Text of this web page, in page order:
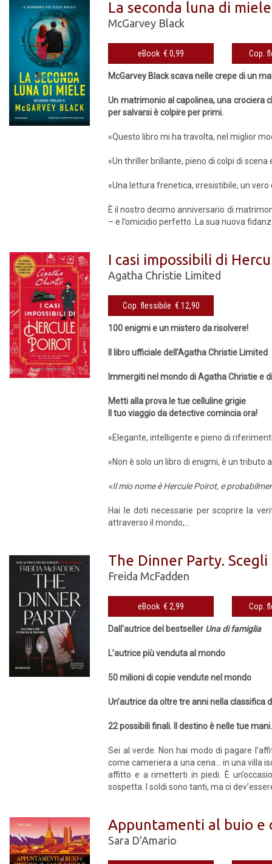
La seconda luna di miele
McGarvey Black
eBook € 0,99
McGarvey Black scava nelle crepe di un
Un matrimonio al capolinea, una crociera
per salvarsi è colpire per primi.
«Questo libro mi ha travolta, nel miglior
«Un thriller brillante, pieno di colpi di scena
«Una lettura frenetica, irresistibile, un
È il nostro decimo anniversario di
– e l’omicidio perfetto. La sua nuova
I casi impossibili di
Agatha Christie Limited
Cop. flessibile € 12,90
100 enigmi e un mistero da risolvere!
Il libro ufficiale dell’Agatha Christie Limited
Immergiti nel mondo di Agatha Christie e
Metti alla prova le tue celluline grigie
Il tuo viaggio da detective comincia ora!
«Elegante, intelligente e pieno di
«Non è solo un libro di enigmi, è un
«Il mio nome è Hercule Poirot, e
Hai le doti necessarie per scoprire la
attraverso il mondo,...
The Dinner Party.
Freida McFadden
eBook € 2,99
Dall'autrice del bestseller Una di famiglia
L’autrice più venduta al mondo
50 milioni di copie vendute nel mondo
Un’autrice da oltre tre anni nella classifica
22 possibili finali. Il destino è nelle tue
Sei al verde. Non hai modo di pagare
come cameriera a una cena… in una villa
affitto e a rimetterti in piedi. È
sospetta. I soldi sono tanti, ma ci
Appuntamenti al buio e
Sara D'Amario